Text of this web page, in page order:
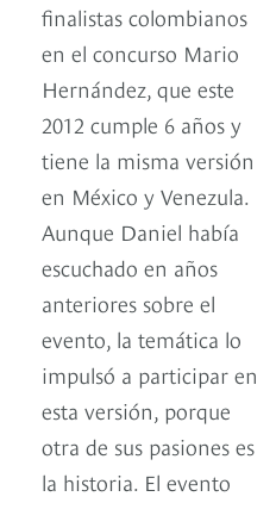
finalistas colombianos
en el concurso Mario
Hernández, que este
2012 cumple 6 años y
tiene la misma versión
en México y Venezula.
Aunque Daniel había
escuchado en años
anteriores sobre el
evento, la temática lo
impulsó a participar en
esta versión, porque
otra de sus pasiones es
la historia. El evento